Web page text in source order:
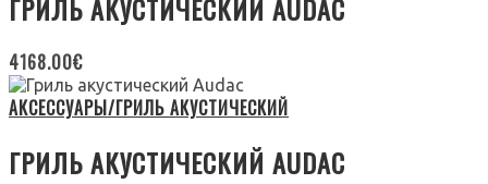
ГРИЛЬ АКУСТИЧЕСКИЙ AUDAC
4168.00€
АКСЕССУАРЫ/ГРИЛЬ АКУСТИЧЕСКИЙ
ГРИЛЬ АКУСТИЧЕСКИЙ AUDAC